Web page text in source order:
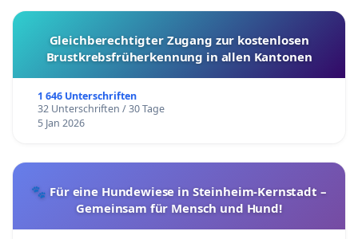
Gleichberechtigter Zugang zur kostenlosen
Brustkrebsfrüherkennung in allen Kantonen
1 646 Unterschriften
32 Unterschriften / 30 Tage
5 Jan 2026
🐾 Für eine Hundewiese in Steinheim-Kernstadt –
Gemeinsam für Mensch und Hund!